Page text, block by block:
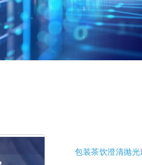
包装茶饮澄清抛光